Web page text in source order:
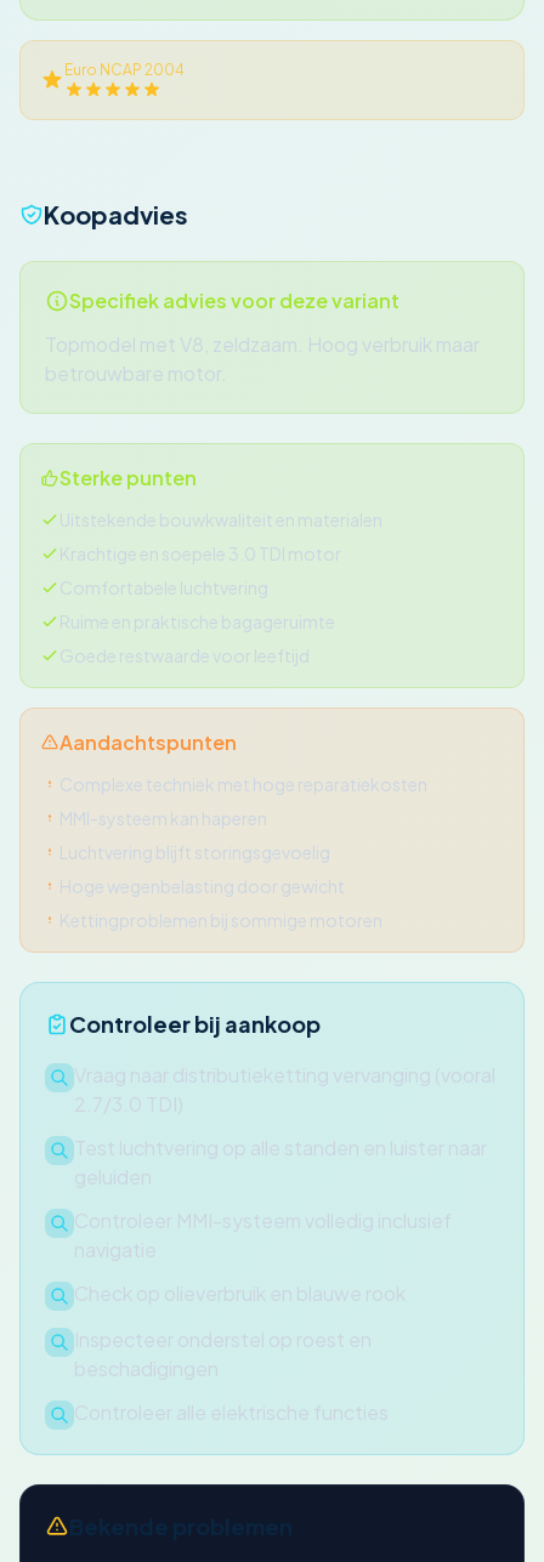
Euro NCAP 2004
Koopadvies
Specifiek advies voor deze variant
Topmodel met V8, zeldzaam. Hoog verbruik maar
betrouwbare motor.
Sterke punten
Uitstekende bouwkwaliteit en materialen
Krachtige en soepele 3.0 TDI motor
Comfortabele luchtvering
Ruime en praktische bagageruimte
Goede restwaarde voor leeftijd
Aandachtspunten
Complexe techniek met hoge reparatiekosten
MMI-systeem kan haperen
Luchtvering blijft storingsgevoelig
Hoge wegenbelasting door gewicht
Kettingproblemen bij sommige motoren
Controleer bij aankoop
Vraag naar distributieketting vervanging (vooral
2.7/3.0 TDI)
Test luchtvering op alle standen en luister naar
geluiden
Controleer MMI-systeem volledig inclusief
navigatie
Check op olieverbruik en blauwe rook
Inspecteer onderstel op roest en
beschadigingen
Controleer alle elektrische functies